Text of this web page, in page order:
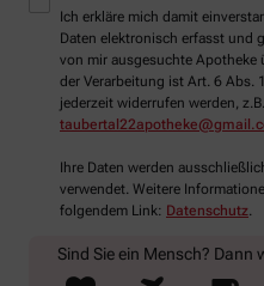
Ich erkläre mich damit
Daten elektronisch erfasst und
von mir ausgesuchte Apotheke
der Verarbeitung ist Art. 6 Abs.
jederzeit widerrufen werden,
Ihre Daten werden
verwendet. Weitere
folgendem Link: Datenschutz.
Sind Sie ein Mensch? Dann